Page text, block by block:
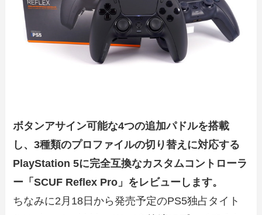
ボタンアサイン可能な4つの追加パドルを搭載
し、3種類のプロファイルの切り替えに対応する
PlayStation 5に完全互換なカスタムコントローラ
ー「SCUF Reflex Pro」をレビューします。
ちなみに2月18日から発売予定のPS5独占タイト